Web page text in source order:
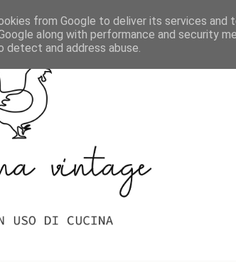
from Google to deliver its services and
along with performance and security
detect and address abuse.